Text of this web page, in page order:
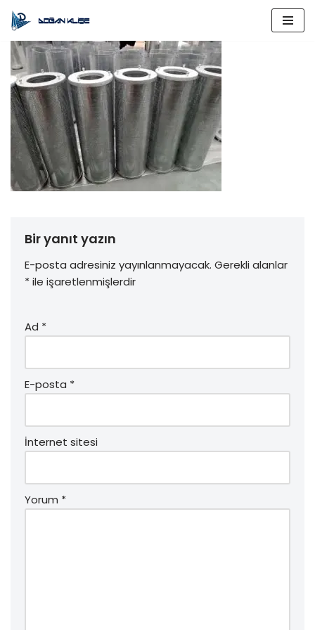
İçeriğe
geç
Bir yanıt yazın
E-posta adresiniz yayınlanmayacak. Gerekli alanlar
*ile işaretlenmişlerdir
Ad *
E-posta *
İnternet sitesi
Yorum *